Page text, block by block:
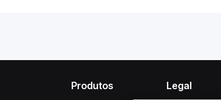
Produtos Legal